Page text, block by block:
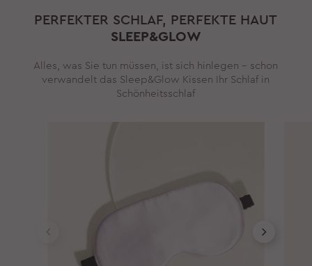
PERFEKTER SCHLAF, PERFEKTE HAUT
SLEEP&GLOW
Alles, was Sie tun müssen, ist sich hinlegen – schon
verwandelt das Sleep&Glow Kissen Ihr Schlaf in
Schönheitsschlaf